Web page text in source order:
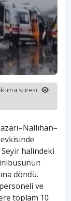
süresi
halindeki
döndü.
ve
toplam 10